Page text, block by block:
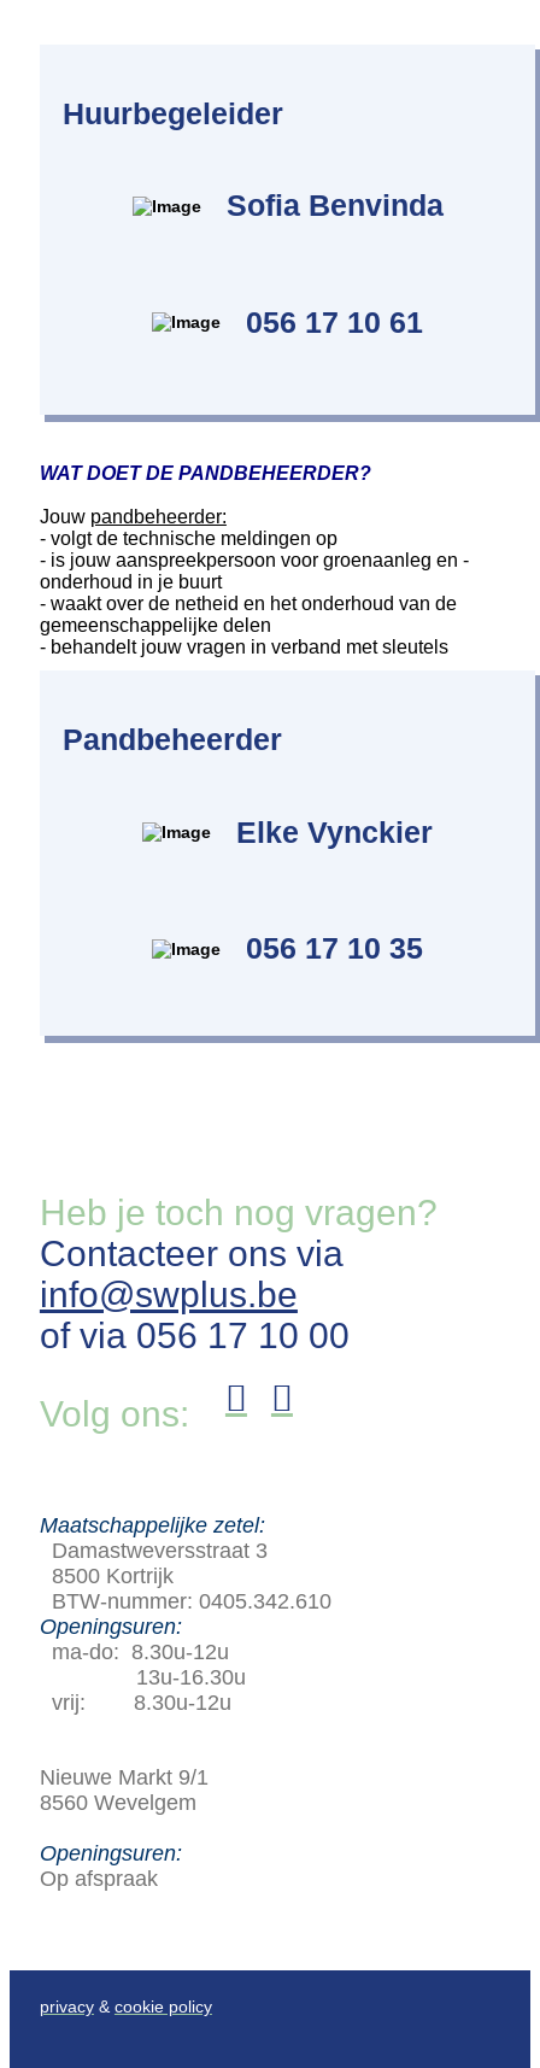
Huurbegeleider
Sofia Benvinda
056 17 10 61
WAT DOET DE PANDBEHEERDER?
Jouw pandbeheerder:
- volgt de technische meldingen op
- is jouw aanspreekpersoon voor groenaanleg en -
onderhoud in je buurt
- waakt over de netheid en het onderhoud van de
gemeenschappelijke delen
- behandelt jouw vragen in verband met sleutels
Pandbeheerder
Elke Vynckier
056 17 10 35
Heb je toch nog vragen?
Contacteer ons via
info@swplus.be
of via 056 17 10 00
Volg ons:
Maatschappelijke zetel:
Damastweversstraat 3
8500 Kortrijk
BTW-nummer: 0405.342.610
Openingsuren:
ma-do: 8.30u-12u
13u-16.30u
vrij: 8.30u-12u
Nieuwe Markt 9/1
8560 Wevelgem
Openingsuren:
Op afspraak
privacy& cookie policy